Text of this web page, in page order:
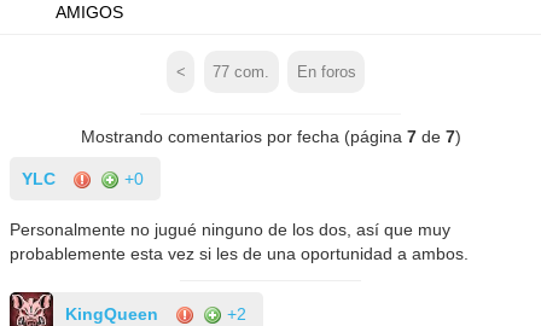
AMIGOS
< 77 com. En foros
Mostrando comentarios por fecha (página 7de 7)
YLC +0
Personalmente no jugué ninguno de los dos, así que muy
probablemente esta vez si les de una oportunidad a ambos.
KingQueen +2